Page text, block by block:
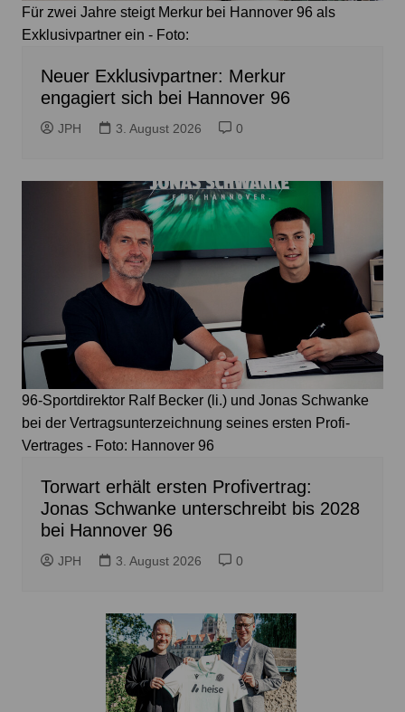
Für zwei Jahre steigt Merkur bei Hannover 96 als
Exklusivpartner ein - Foto:
Neuer Exklusivpartner: Merkur
engagiert sich bei Hannover 96
JPH 3. August 2026 0
96-Sportdirektor Ralf Becker (li.) und Jonas Schwanke
bei der Vertragsunterzeichnung seines ersten Profi-
Vertrages - Foto: Hannover 96
Torwart erhält ersten Profivertrag:
Jonas Schwanke unterschreibt bis 2028
bei Hannover 96
JPH 3. August 2026 0